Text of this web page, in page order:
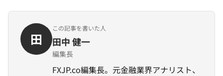
田
この記事を書いた人
田中 健一
編集長
FXJP.co編集長。元金融業界アナリスト、